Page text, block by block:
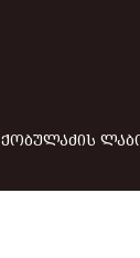
ᲥᲝᲑᲣᲚᲐᲫᲘᲡ